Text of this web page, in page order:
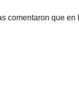
comentaron que en